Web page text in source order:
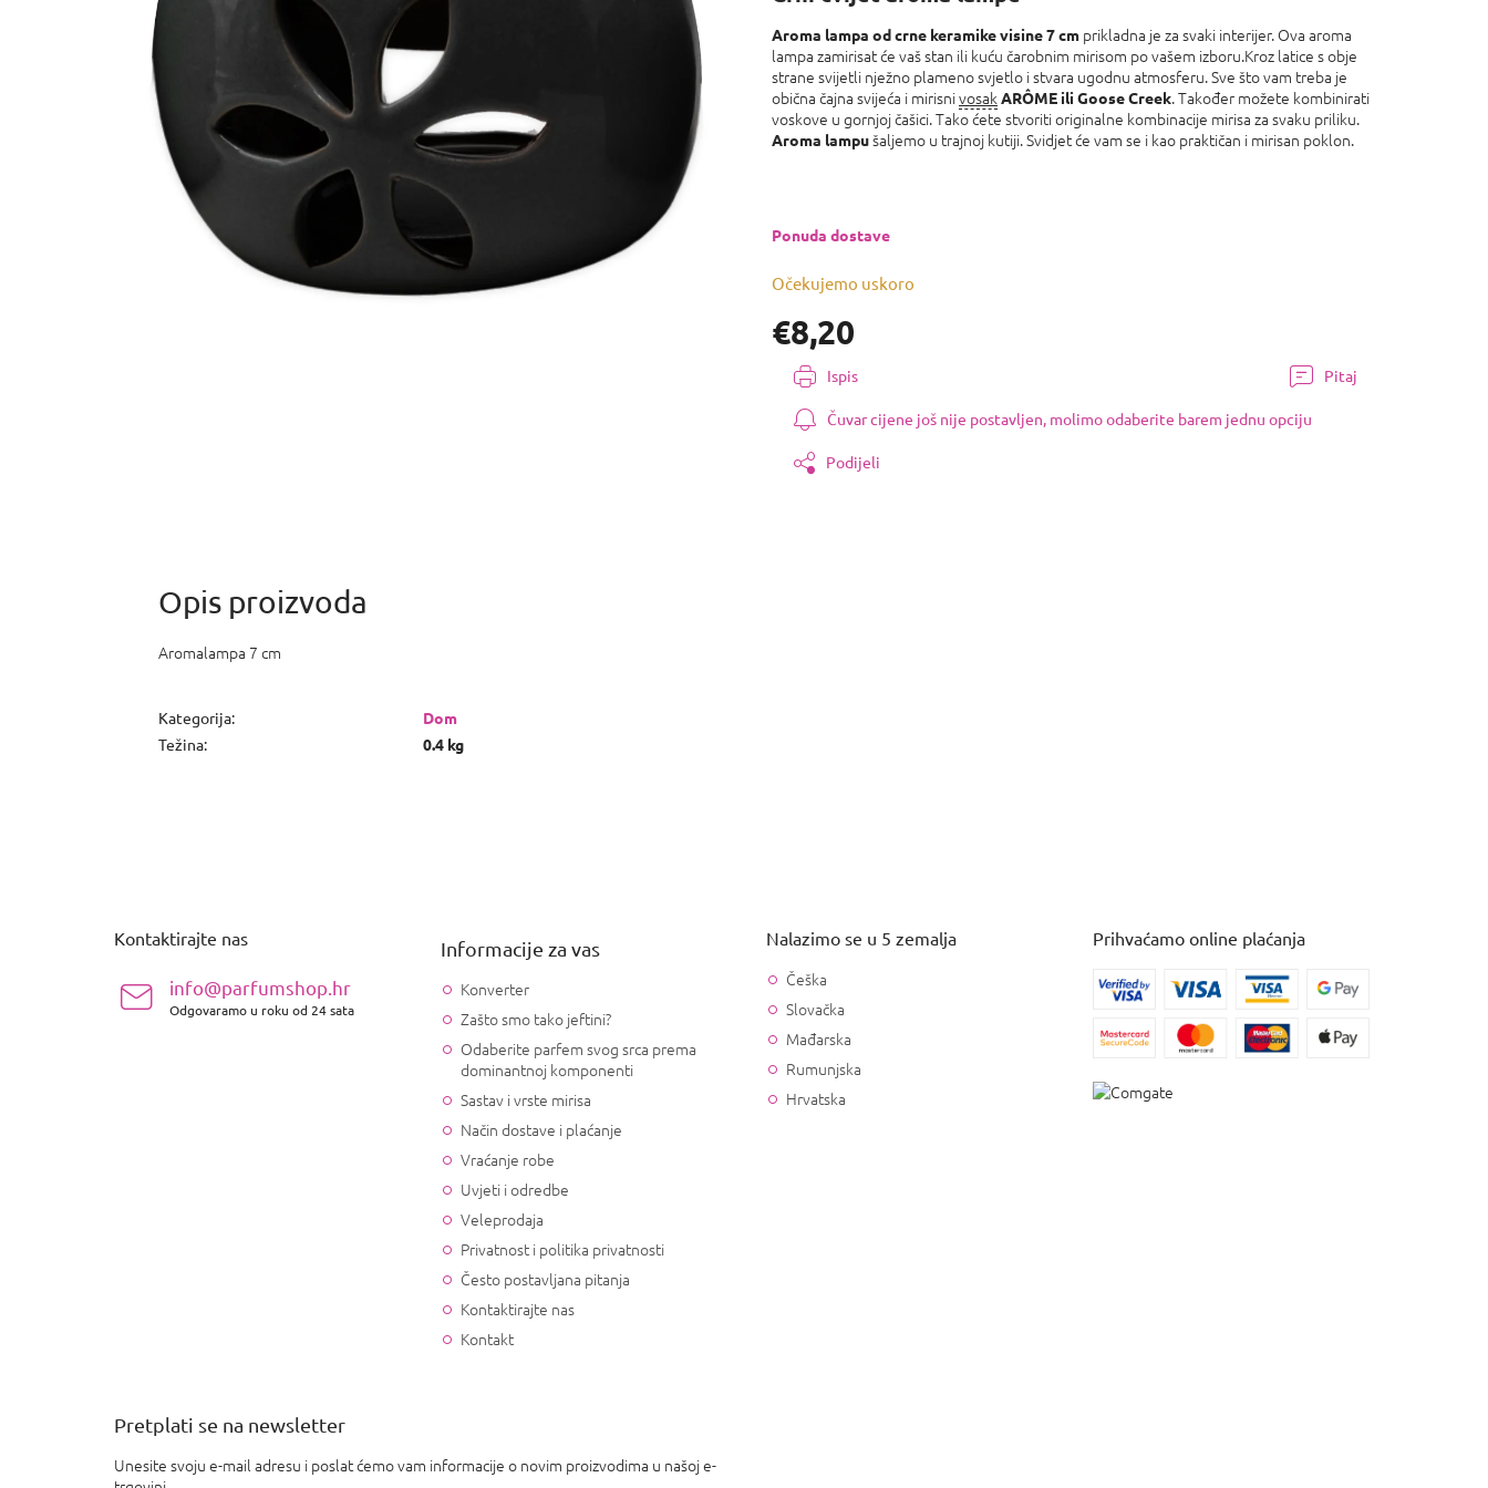
od
5
zvjezdica.
€8,20
Izmjeri
cijenu:
Očekujemo uskoro
Ponuda dostave
Aroma lampa od crne keramike visine 7 cm prikladna je za svaki interijer. Ova aroma
lampa zamirisat će vaš stan ili kuću čarobnim mirisom po vašem izboru.Kroz latice s obje
strane svijetli nježno plameno svjetlo i stvara ugodnu atmosferu. Sve što vam treba je
obična čajna svijeća i mirisnivosak ARÔME ili Goose Creek. Također možete kombinirati
voskove u gornjoj čašici. Tako ćete stvoriti originalne kombinacije mirisa za svaku priliku.
Aroma lampušaljemo u trajnoj kutiji. Svidjet će vam se i kao praktičan i mirisan poklon.
Ispis Pitaj
Čuvar cijene još nije postavljen, molimo odaberite barem jednu opciju
Podijeli
Aromalampa 7 cm
Kategorija:
Dom
Težina: 0.4 kg
Kontaktirajte nas
info@parfumshop.hr
Odgovaramo u roku od 24 sata
Informacije za vas
Konverter
Zašto smo tako jeftini?
Odaberite parfem svog srca prema
dominantnoj komponenti
Sastav i vrste mirisa
Način dostave i plaćanje
Vraćanje robe
Uvjeti i odredbe
Veleprodaja
Privatnost i politika privatnosti
Često postavljana pitanja
Kontaktirajte nas
Kontakt
Nalazimo se u 5 zemalja
Češka
Slovačka
Mađarska
Rumunjska
Hrvatska
Prihvaćamo online plaćanja
Pretplati se na newsletter
Unesite svoju e-mail adresu i poslat ćemo vam informacije o novim proizvodima u našoj e-